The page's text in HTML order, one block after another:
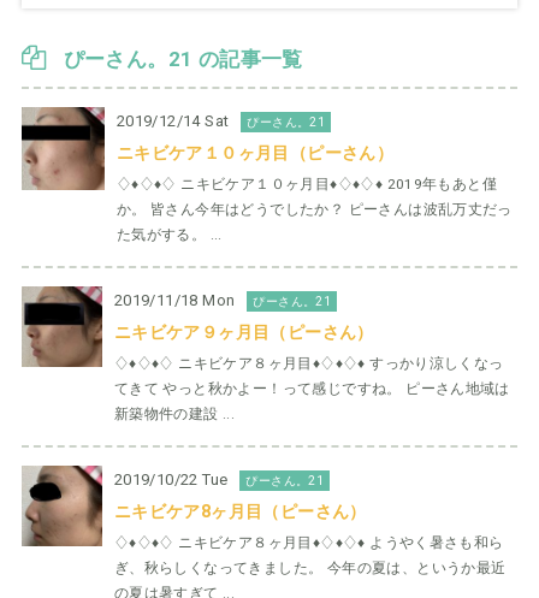
ぴーさん。21 の記事一覧
2019/12/14 Sat ぴーさん。21
ニキビケア１０ヶ月目（ピーさん）
♢♦︎♢♦︎♢ ニキビケア１０ヶ月目♦︎♢♦︎♢♦︎ 2019年もあと僅
か。 皆さん今年はどうでしたか？ ピーさんは波乱万丈だっ
た気がする。 ...
2019/11/18 Mon ぴーさん。21
ニキビケア９ヶ月目（ピーさん）
♢♦︎♢♦︎♢ ニキビケア８ヶ月目♦︎♢♦︎♢♦︎ すっかり涼しくなっ
てきて やっと秋かよー！って感じですね。 ピーさん地域は
新築物件の建設 ...
2019/10/22 Tue ぴーさん。21
ニキビケア8ヶ月目（ピーさん）
♢♦︎♢♦︎♢ ニキビケア８ヶ月目♦︎♢♦︎♢♦︎ ようやく暑さも和ら
ぎ、秋らしくなってきました。 今年の夏は、というか最近
の夏は暑すぎて ...